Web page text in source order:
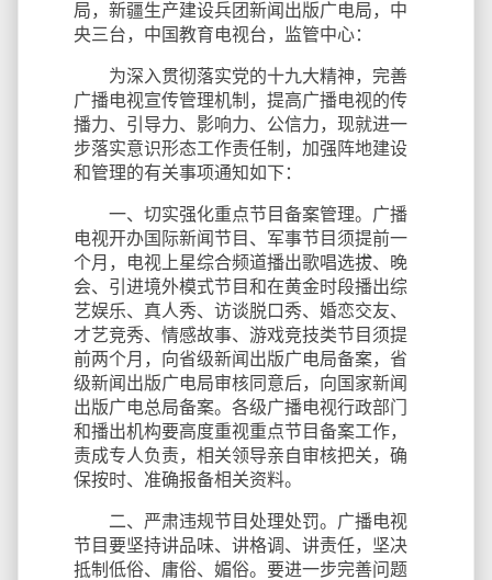
局，新疆生产建设兵团新闻出版广电局，中
央三台，中国教育电视台，监管中心：
为深入贯彻落实党的十九大精神，完善
广播电视宣传管理机制，提高广播电视的传
播力、引导力、影响力、公信力，现就进一
步落实意识形态工作责任制，加强阵地建设
和管理的有关事项通知如下：
一、切实强化重点节目备案管理。广播
电视开办国际新闻节目、军事节目须提前一
个月，电视上星综合频道播出歌唱选拔、晚
会、引进境外模式节目和在黄金时段播出综
艺娱乐、真人秀、访谈脱口秀、婚恋交友、
才艺竞秀、情感故事、游戏竞技类节目须提
前两个月，向省级新闻出版广电局备案，省
级新闻出版广电局审核同意后，向国家新闻
出版广电总局备案。各级广播电视行政部门
和播出机构要高度重视重点节目备案工作，
责成专人负责，相关领导亲自审核把关，确
保按时、准确报备相关资料。
二、严肃违规节目处理处罚。广播电视
节目要坚持讲品味、讲格调、讲责任，坚决
抵制低俗、庸俗、媚俗。要进一步完善问题